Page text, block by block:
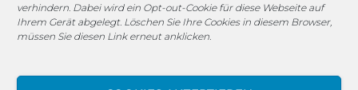
verhindern. Dabei wird ein Opt-out-Cookie für diese Webseite auf
Ihrem Gerät abgelegt. Löschen Sie Ihre Cookies in diesem Browser,
müssen Sie diesen Link erneut anklicken.
Informationen bzw. durch die Nutzung fehlerhafter und
unvollständiger Informationen verursacht wurden, sind
grundsätzlich ausgeschlossen, sofern seitens des Autors
Verschulden vorliegt. Alle Angebote sind freibleibend und